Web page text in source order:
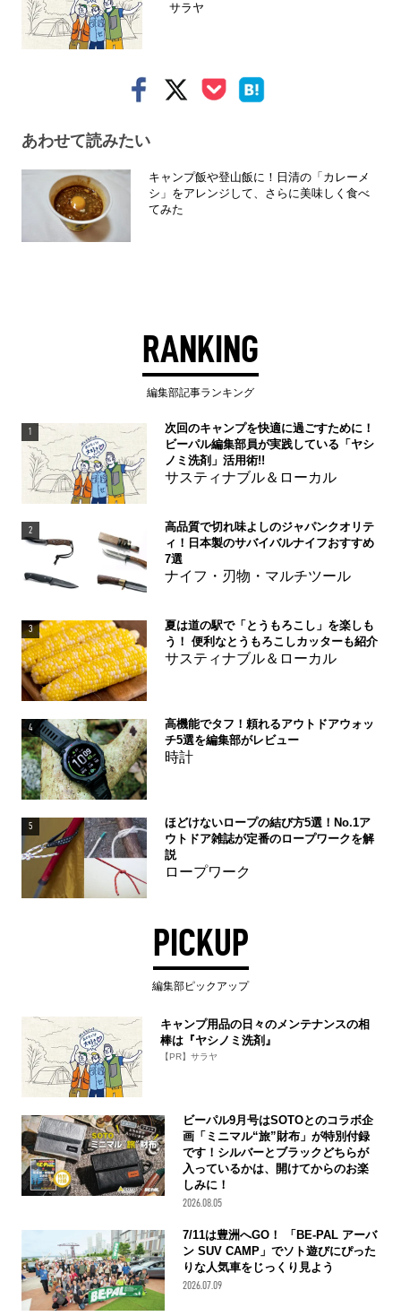
サラヤ
あわせて読みたい
キャンプ飯や登山飯に！日清の「カレーメ
シ」をアレンジして、さらに美味しく食べ
てみた
RANKING
編集部記事ランキング
1
次回のキャンプを快適に過ごすために！
ビーパル編集部員が実践している「ヤシ
ノミ洗剤」活用術!!
サスティナブル＆ローカル
2
高品質で切れ味よしのジャパンクオリテ
ィ！日本製のサバイバルナイフおすすめ
7選
ナイフ・刃物・マルチツール
3
夏は道の駅で「とうもろこし」を楽しも
う！ 便利なとうもろこしカッターも紹介
サスティナブル＆ローカル
4
高機能でタフ！頼れるアウトドアウォッ
チ5選を編集部がレビュー
時計
5
ほどけないロープの結び方5選！No.1ア
ウトドア雑誌が定番のロープワークを解
説
ロープワーク
PICKUP
編集部ピックアップ
キャンプ用品の日々のメンテナンスの相
棒は『ヤシノミ洗剤』
【PR】サラヤ
ビーパル9月号はSOTOとのコラボ企
画「ミニマル“旅”財布」が特別付録
です！シルバーとブラックどちらが
入っているかは、開けてからのお楽
しみに！
2026.08.05
7/11は豊洲へGO！ 「BE-PAL アーバ
ン SUV CAMP」でソト遊びにぴった
りな人気車をじっくり見よう
2026.07.09